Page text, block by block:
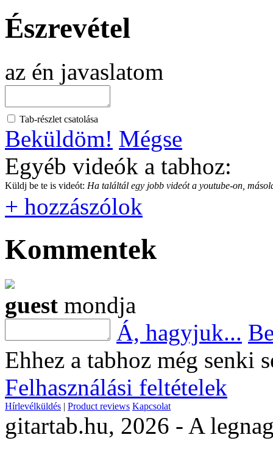
Észrevétel
az én javaslatom
Tab-részlet csatolása
Beküldöm! Mégse
Egyéb videók a tabhoz:
Küldj be te is videót: Ha találtál egy jobb videót a youtube-on,
+ hozzászólok
Kommentek
guest mondja
Á, hagyjuk...
Ehhez a tabhoz még senki
Felhasználási feltételek
Hírlevélküldés | Product reviews Kapcsolat
gitartab.hu, 2026 - A